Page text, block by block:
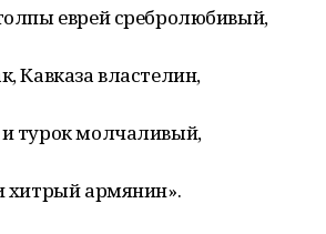
еврей сребролюбивый,
Кавказа властелин,
турок молчаливый,
хитрый армянин».